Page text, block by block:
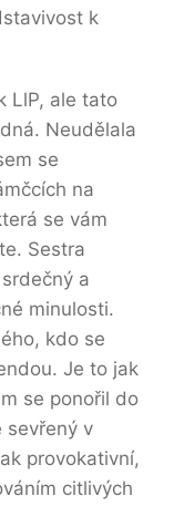
k
LlP, ale tato
Neudělala
se
na
se vám
Sestra
a
minulosti.
kdo se
Je to jak
se ponořil do
sevřený v
provokativní,
citlivých